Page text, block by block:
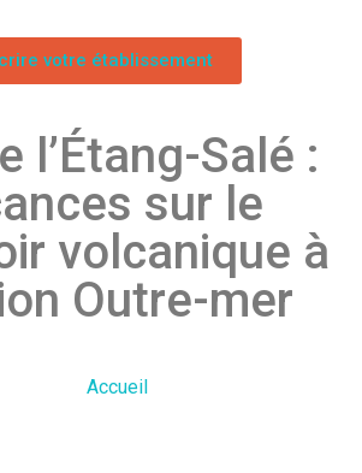
votre établissement
l’Étang-Salé :
sur le
volcanique à
Outre-mer
Accueil